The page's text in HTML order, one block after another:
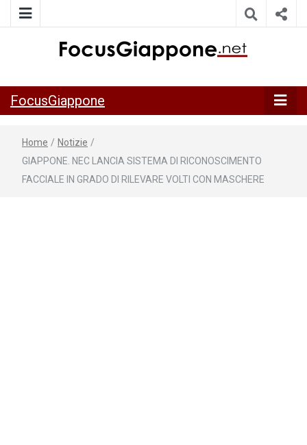
della Japan Italy Economic Federation
FocusGiappone
Home / Notizie /
GIAPPONE. NEC LANCIA SISTEMA DI RICONOSCIMENTO
FACCIALE IN GRADO DI RILEVARE VOLTI CON MASCHERE